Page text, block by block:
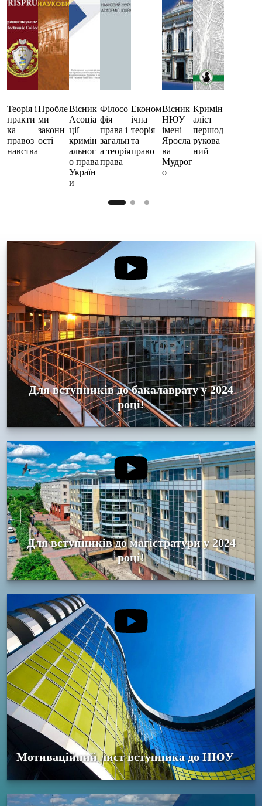
Теорія і
практи
ка
правоз
навства
Пробле
ми
законн
ості
Вісник
Асоціа
ції
кримін
альног
о права
Україн
и
Філосо
фія
права і
загальн
а теорія
права
Економ
ічна
теорія
та
право
Вісник
НЮУ
імені
Яросла
ва
Мудрог
о
Кримін
аліст
першод
рукова
ний
Для вступників до бакалаврату у 2024
році!
Для вступників до магістратури у 2024
році!
Мотиваційний лист вступника до НЮУ